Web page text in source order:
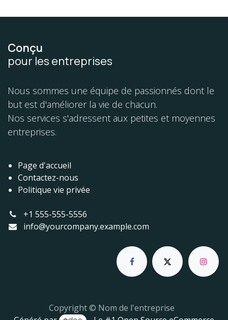
Conçu
pour les entreprises
Nous sommes une équipe de passionnés dont le
but est d'améliorer la vie de chacun.
Nos services s'adressent aux petites et moyennes
entreprises.
Page d'accueil
Contactez-nous
Politique vie privée
+1 555-555-5556
info@yourcompany.example.com
Copyright © Nom de l'entreprise